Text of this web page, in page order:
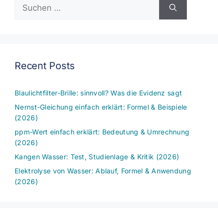
nach:
Recent Posts
Blaulichtfilter-Brille: sinnvoll? Was die Evidenz sagt
Nernst-Gleichung einfach erklärt: Formel & Beispiele
(2026)
ppm-Wert einfach erklärt: Bedeutung & Umrechnung
(2026)
Kangen Wasser: Test, Studienlage & Kritik (2026)
Elektrolyse von Wasser: Ablauf, Formel & Anwendung
(2026)